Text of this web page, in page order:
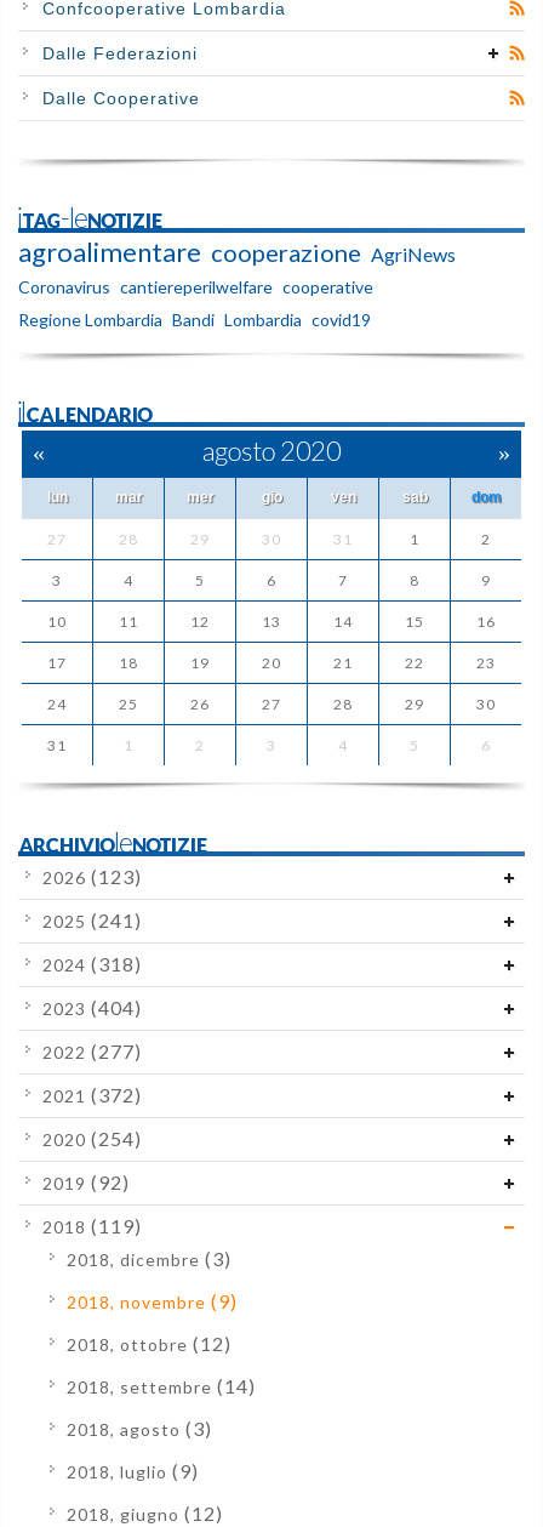
Confcooperative Lombardia
Dalle Federazioni
Dalle Cooperative
iTAG-leNOTIZIE
agroalimentare cooperazione AgriNews
Coronavirus cantiereperilwelfare cooperative
Regione Lombardia Bandi Lombardia covid19
ilCALENDARIO
« agosto 2020 »
lun mar mer gio ven sab dom
27 28 29 30 31 1 2
3 4 5 6 7 8 9
10 11 12 13 14 15 16
17 18 19 20 21 22 23
24 25 26 27 28 29 30
31 1 2 3 4 5 6
ARCHIVIOleNOTIZIE
2026 (123)
2025 (241)
2024 (318)
2023 (404)
2022 (277)
2021 (372)
2020 (254)
2019 (92)
2018 (119)
2018, dicembre (3)
2018, novembre (9)
2018, ottobre (12)
2018, settembre (14)
2018, agosto (3)
2018, luglio (9)
2018, giugno (12)